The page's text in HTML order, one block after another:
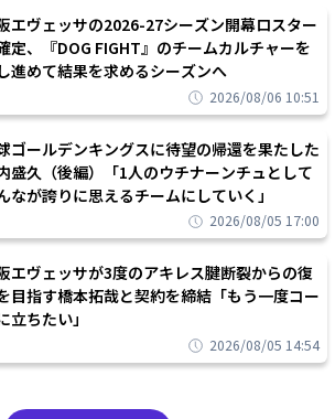
エヴェッサの2026-27シーズン開幕ロスター
定、『DOG FIGHT』のチームカルチャーを
進めて結果を求めるシーズンへ
2026/08/06 10:51
ゴールデンキングスに待望の帰還を果たした
盛久（後編）「1人のウチナーンチュとして
なが誇りに思えるチームにしていく」
2026/08/05 17:00
エヴェッサが3度のアキレス腱断裂からの復
目指す橋本拓哉と契約を締結「もう一度コー
立ちたい」
2026/08/05 14:54